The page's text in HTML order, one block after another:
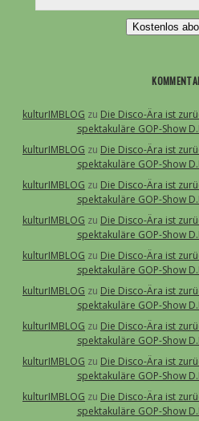
Kostenlos
kulturIMBLOG zu Die Disco-Ära ist
spektakuläre GOP-Show
kulturIMBLOG zu Die Disco-Ära ist
spektakuläre GOP-Show
kulturIMBLOG zu Die Disco-Ära ist
spektakuläre GOP-Show
kulturIMBLOG zu Die Disco-Ära ist
spektakuläre GOP-Show
kulturIMBLOG zu Die Disco-Ära ist
spektakuläre GOP-Show
kulturIMBLOG zu Die Disco-Ära ist
spektakuläre GOP-Show
kulturIMBLOG zu Die Disco-Ära ist
spektakuläre GOP-Show
kulturIMBLOG zu Die Disco-Ära ist
spektakuläre GOP-Show
kulturIMBLOG zu Die Disco-Ära ist
spektakuläre GOP-Show